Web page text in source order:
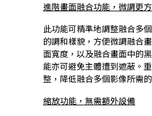
進階畫面融合功能，微調更
此功能可精準地調整融合多
的調和樣貌，方便微調融合
面寬度，以及融合畫面中的
能亦可避免主體遭到遮蔽。
整，降低融合多個影像所需的
縮放功能，無需額外設備